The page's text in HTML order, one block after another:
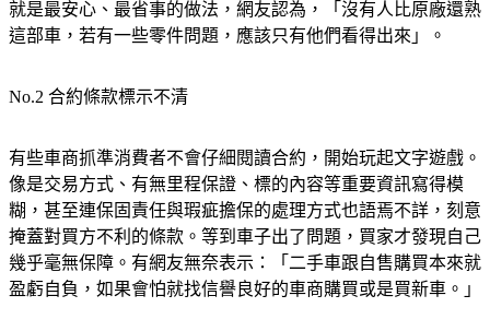
就是最安心、最省事的做法，網友認為，「沒有人比原廠還熟
這部車，若有一些零件問題，應該只有他們看得出來」。
No.2 合約條款標示不清
有些車商抓準消費者不會仔細閱讀合約，開始玩起文字遊戲。
像是交易方式、有無里程保證、標的內容等重要資訊寫得模
糊，甚至連保固責任與瑕疵擔保的處理方式也語焉不詳，刻意
掩蓋對買方不利的條款。等到車子出了問題，買家才發現自己
幾乎毫無保障。有網友無奈表示：「二手車跟自售購買本來就
盈虧自負，如果會怕就找信譽良好的車商購買或是買新車。」